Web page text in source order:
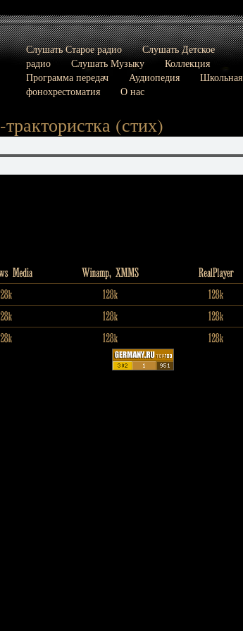
Слушать Старое радио
Слушать Детское
радио
Слушать Музыку
Коллекция
Программа передач
Аудиопедия
Школьная
фонохрестоматия
О нас
(стих)